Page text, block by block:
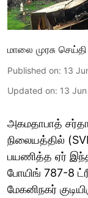
மாலை முரசு செய்தி
Published on: 13
Updated on: 13
அகமதாபாத்
நிலையத்தில்
பயணித்த ஏர்
போயிங் 787-8
மேகனிநகர்